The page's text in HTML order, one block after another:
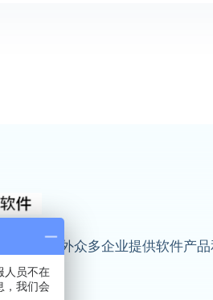
技为国内外众多企业提供软件产
人员不在
，我们会